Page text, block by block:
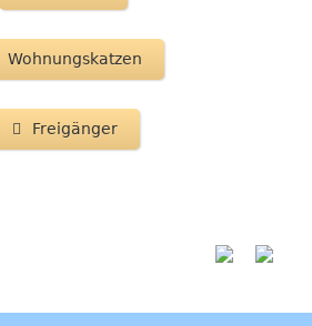
Wohnungskatzen
Freigänger